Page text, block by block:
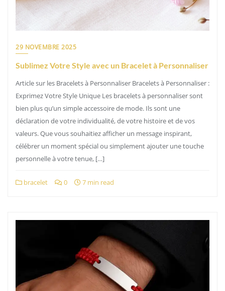
29 NOVEMBRE 2025
Sublimez Votre Style avec un Bracelet à Personnaliser
Article sur les Bracelets à Personnaliser Bracelets à Personnaliser :
Exprimez Votre Style Unique Les bracelets à personnaliser sont
bien plus qu’un simple accessoire de mode. Ils sont une
déclaration de votre individualité, de votre histoire et de vos
valeurs. Que vous souhaitiez afficher un message inspirant,
célébrer un moment spécial ou simplement ajouter une touche
personnelle à votre tenue, […]
bracelet 0 7 min read